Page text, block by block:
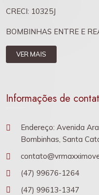
CRECI: 10325J
BOMBINHAS ENTRE E
VER MAIS
Informações de
Endereço: Avenida
Bombinhas, Santa
(47) 99676-1264
(47) 99613-1347